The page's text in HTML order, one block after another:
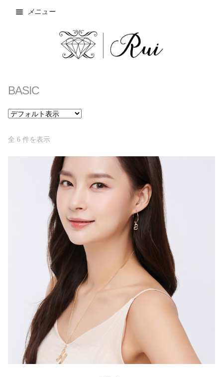
メニュー
NEW
SALE
Wishlist
お問い合わせ
お支払方法・発送方法
プライバシーポリシー
マイアカウント
特定商取引法
BASIC
全 6 件を表示